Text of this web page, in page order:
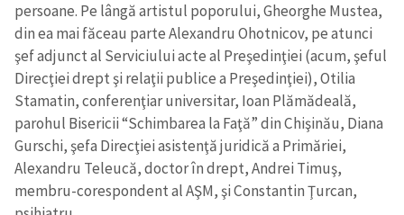
persoane. Pe lângă artistul poporului, Gheorghe Mustea,
din ea mai făceau parte Alexandru Ohotnicov, pe atunci
şef adjunct al Serviciului acte al Preşedinţiei (acum, şeful
Direcţiei drept şi relaţii publice a Preşedinţiei), Otilia
Stamatin, conferenţiar universitar, Ioan Plămădeală,
parohul Bisericii “Schimbarea la Faţă” din Chişinău, Diana
Gurschi, şefa Direcţiei asistenţă juridică a Primăriei,
Alexandru Teleucă, doctor în drept, Andrei Timuş,
membru-corespondent al AŞM, şi Constantin Ţurcan,